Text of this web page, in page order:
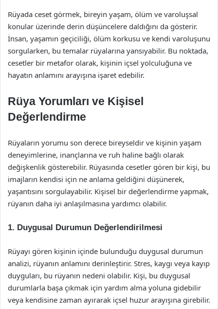
Rüyada ceset görmek, bireyin yaşam, ölüm ve varoluşsal
konular üzerinde derin düşüncelere daldığını da gösterir.
İnsan, yaşamın geçiciliği, ölüm korkusu ve kendi varoluşunu
sorgularken, bu temalar rüyalarına yansıyabilir. Bu noktada,
cesetler bir metafor olarak, kişinin içsel yolculuğuna ve
hayatın anlamını arayışına işaret edebilir.
Rüya Yorumları ve Kişisel
Değerlendirme
Rüyaların yorumu son derece bireyseldir ve kişinin yaşam
deneyimlerine, inançlarına ve ruh haline bağlı olarak
değişkenlik gösterebilir. Rüyasında cesetler gören bir kişi, bu
imajların kendisi için ne anlama geldiğini düşünerek,
yaşantısını sorgulayabilir. Kişisel bir değerlendirme yapmak,
rüyanın daha iyi anlaşılmasına yardımcı olabilir.
1. Duygusal Durumun Değerlendirilmesi
Rüyayı gören kişinin içinde bulunduğu duygusal durumun
analizi, rüyanın anlamını derinleştirir. Stres, kaygı veya kayıp
duyguları, bu rüyanın nedeni olabilir. Kişi, bu duygusal
durumlarla başa çıkmak için yardım alma yoluna gidebilir
veya kendisine zaman ayırarak içsel huzur arayışına girebilir.